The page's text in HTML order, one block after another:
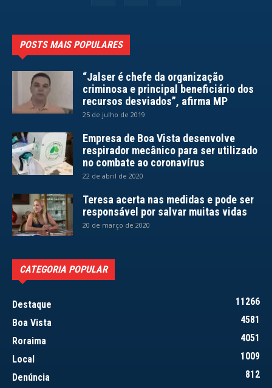
POSTS MAIS POPULARES
“Jalser é chefe da organização
criminosa e principal beneficiário dos
recursos desviados”, afirma MP
25 de julho de 2019
Empresa de Boa Vista desenvolve
respirador mecânico para ser utilizado
no combate ao coronavírus
22 de abril de 2020
Teresa acerta nas medidas e pode ser
responsável por salvar muitas vidas
20 de março de 2020
CATEGORIA POPULAR
Destaque
11266
Boa Vista
4581
Roraima
4051
Local
1009
Denúncia
812